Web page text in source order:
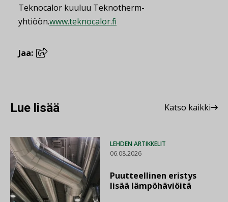
Teknocalor kuuluu Teknotherm-
yhtiöön.www.teknocalor.fi
Jaa:
Lue lisää Katso kaikki
LEHDEN ARTIKKELIT
06.08.2026
Puutteellinen eristys
lisää lämpöhäviöitä